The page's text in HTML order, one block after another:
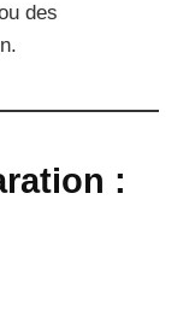
des
: